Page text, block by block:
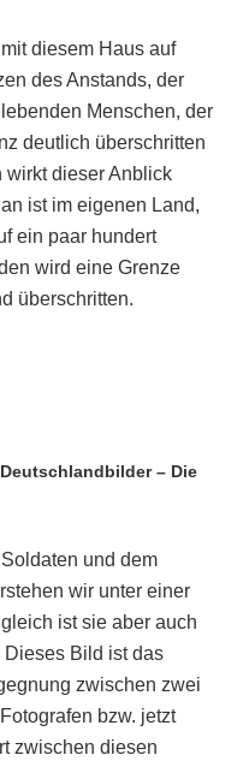
diesem Haus auf
des Anstands, der
Menschen, der
deutlich überschritten
wirkt dieser Anblick
ist im eigenen Land,
ein paar hundert
wird eine Grenze
überschritten.
– Die
und dem
wir unter ­einer
ist sie aber auch
Bild ist das
zwischen zwei
bzw. jetzt
zwischen diesen